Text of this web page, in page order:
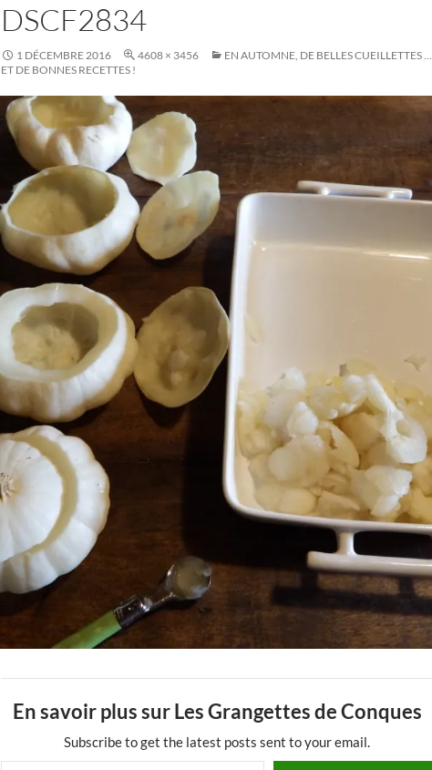
DSCF2834
1 DÉCEMBRE 2016 4608 × 3456
EN AUTOMNE, DE BELLES CUEILLETTES …
ET DE BONNES RECETTES !
En savoir plus sur Les Grangettes de Conques
Subscribe to get the latest posts sent to your email.
Saisissez votre adresse e-mail…